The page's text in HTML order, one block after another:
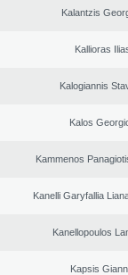
Kalantzis
Kallioras
Kalogiannis
Kalos
Kammenos
Kanelli Garyfallia
Kanellopoulos
Kapsis